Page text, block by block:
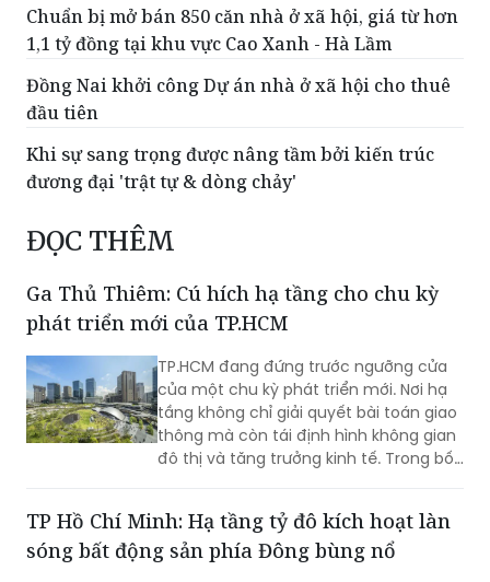
Chuẩn bị mở bán 850 căn nhà ở xã hội, giá từ hơn
1,1 tỷ đồng tại khu vực Cao Xanh - Hà Lầm
Đồng Nai khởi công Dự án nhà ở xã hội cho thuê
đầu tiên
Khi sự sang trọng được nâng tầm bởi kiến trúc
đương đại 'trật tự & dòng chảy'
ĐỌC THÊM
Ga Thủ Thiêm: Cú hích hạ tầng cho chu kỳ
phát triển mới của TP.HCM
TP.HCM đang đứng trước ngưỡng cửa
của một chu kỳ phát triển mới. Nơi hạ
tầng không chỉ giải quyết bài toán giao
thông mà còn tái định hình không gian
đô thị và tăng trưởng kinh tế. Trong bối
kỳ vọng sẽ trở thành cú hích cho một
cực tăng trưởng mới của thành phố.
TP Hồ Chí Minh: Hạ tầng tỷ đô kích hoạt làn
sóng bất động sản phía Đông bùng nổ